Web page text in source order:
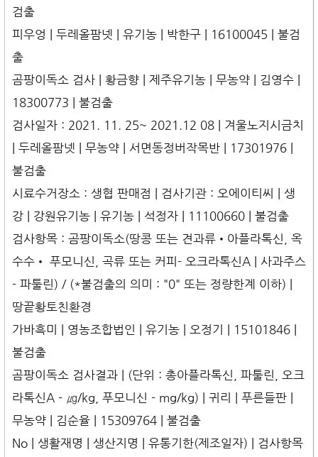
검출
피우엉 | 두레올팜넷 | 유기농 | 박한구 | 16100045 | 불검
출
곰팡이독소 검사 | 황금향 | 제주유기농 | 무농약 | 김영수 |
18300773 | 불검출
검사일자 : 2021. 11. 25~ 2021.12 08 | 겨울노지시금치
| 두레올팜넷 | 무농약 | 서면동정버작목반 | 17301976 |
불검출
시료수거장소 : 생협 판매점 | 검사기관 : 오에이티씨 | 생
강 | 강원유기농 | 유기농 | 석정자 | 11100660 | 불검출
검사항목 : 곰팡이독소(땅콩 또는 견과류•아플라톡신, 옥
수수• 푸모니신, 곡류 또는 커피- 오크라톡신A | 사과주스
- 파툴린) / (*불검출의 의미 : "0" 또는 정량한계 이하) |
땅끝황토친환경
가바흑미 | 영농조합법인 | 유기농 | 오정기 | 15101846 |
불검출
곰팡이독소 검사결과 | (단위 : 총아플라톡신, 파툴린, 오크
라톡신A - ㎍/kg, 푸모니신 - mg/kg) | 귀리 | 푸른들판 |
무농약 | 김순율 | 15309764 | 불검출
No | 생활재명 | 생산지명 | 유통기한(제조일자) | 검사항목